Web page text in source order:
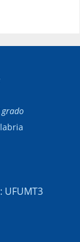
UFUMT3